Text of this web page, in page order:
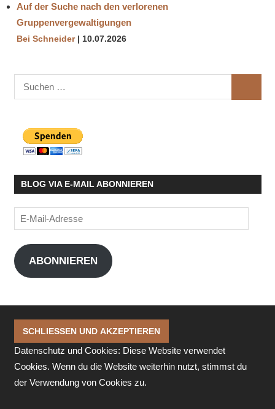
Auf der Suche nach den verlorenen
Gruppenvergewaltigungen
Bei Schneider 10.07.2026
Suchen
nach:
BLOG VIA E-MAIL ABONNIEREN
E-
Mail-
Adresse
ABONNIEREN
Datenschutz und Cookies: Diese Website verwendet
Cookies. Wenn du die Website weiterhin nutzt, stimmst du
der Verwendung von Cookies zu.